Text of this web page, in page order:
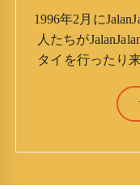
1996年2月に
人たちが
タイを行ったり
（Jun
才) 生ま